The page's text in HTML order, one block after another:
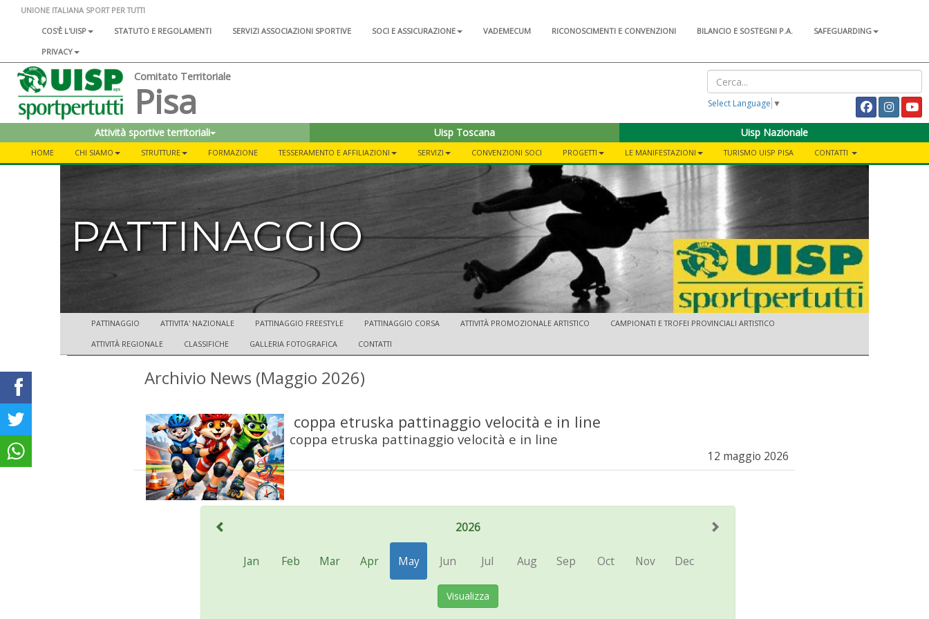
UNIONE ITALIANA SPORT PER TUTTI
COS'È L'UISP
STATUTO E REGOLAMENTI SERVIZI ASSOCIAZIONI SPORTIVE SOCI E ASSICURAZIONE VADEMECUM RICONOSCIMENTI E CONVENZIONI BILANCIO E SOSTEGNI P.A.
SAFEGUARDING
PRIVACY
Comitato Territoriale
Pisa Select Language ▼
Attività sportive territoriali Uisp Toscana Uisp Nazionale
HOME CHI SIAMO STRUTTURE FORMAZIONE TESSERAMENTO E AFFILIAZIONI SERVIZI CONVENZIONI SOCI PROGETTI LE MANIFESTAZIONI TURISMO UISP PISA CONTATTI
PATTINAGGIO
PATTINAGGIO ATTIVITA' NAZIONALE PATTINAGGIO FREESTYLE PATTINAGGIO CORSA ATTIVITÀ PROMOZIONALE ARTISTICO
CAMPIONATI E TROFEI PROVINCIALI ARTISTICO
ATTIVITÀ REGIONALE
CLASSIFICHE GALLERIA FOTOGRAFICA CONTATTI
Archivio News (Maggio 2026)
coppa etruska pattinaggio velocità e in line
coppa etruska pattinaggio velocità e in line
12 maggio 2026
2026
Jan Feb Mar Apr May Jun Jul Aug Sep Oct Nov Dec
Visualizza